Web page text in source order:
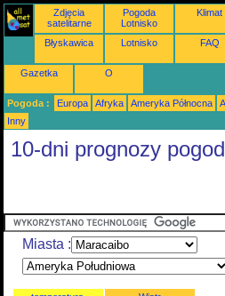
Zdjęcia
satelitarne
Pogoda
Lotnisko
Klimat
Błyskawica Lotnisko FAQ
Gazetka O
Pogoda : Europa Afryka Ameryka Północna
Inny
10-dni prognozy
Miasta :